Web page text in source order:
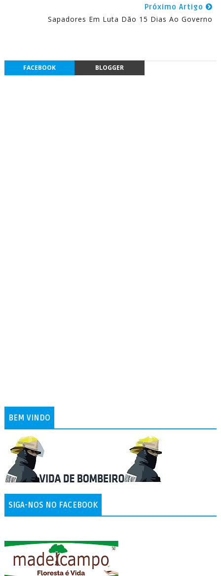
Próximo Artigo
Sapadores Em Luta Dão 15 Dias Ao Governo
FACEBOOK BLOGGER
BEM VINDO
SIGA-NOS NO FACEBOOK